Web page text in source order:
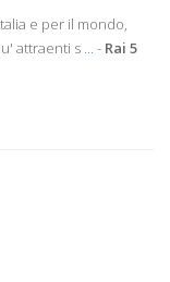
e per il mondo,
attraenti s ... - Rai 5